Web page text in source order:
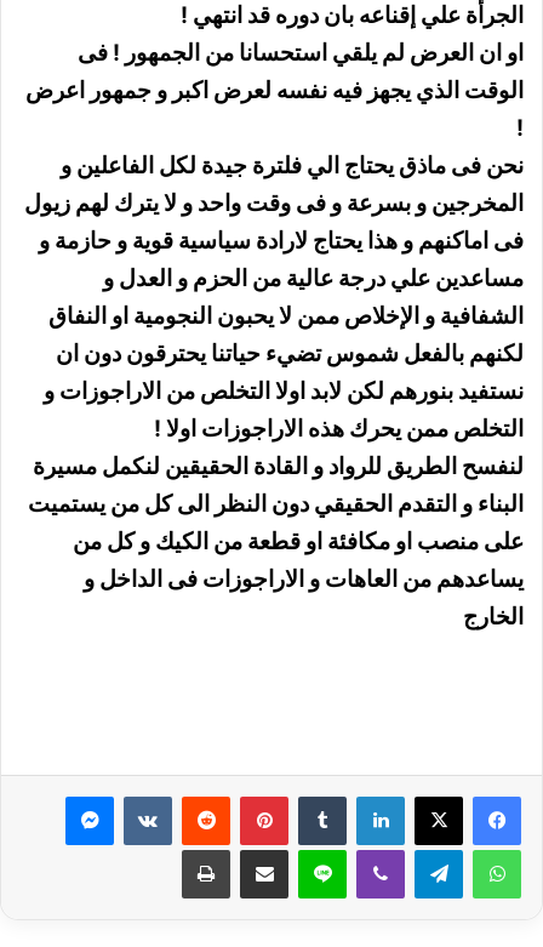
الجرأة علي إقناعه بان دوره قد انتهي !
او ان العرض لم يلقي استحسانا من الجمهور ! فى
الوقت الذي يجهز فيه نفسه لعرض اكبر و جمهور اعرض
!
نحن فى ماذق يحتاج الي فلترة جيدة لكل الفاعلين و
المخرجين و بسرعة و فى وقت واحد و لا يترك لهم زيول
فى اماكنهم و هذا يحتاج لارادة سياسية قوية و حازمة و
مساعدين علي درجة عالية من الحزم و العدل و
الشفافية و الإخلاص ممن لا يحبون النجومية او النفاق
لكنهم بالفعل شموس تضيء حياتنا يحترقون دون ان
نستفيد بنورهم لكن لابد اولا التخلص من الاراجوزات و
التخلص ممن يحرك هذه الاراجوزات اولا !
لنفسح الطريق للرواد و القادة الحقيقين لنكمل مسيرة
البناء و التقدم الحقيقي دون النظر الى كل من يستميت
على منصب او مكافئة او قطعة من الكيك و كل من
يساعدهم من العاهات و الاراجوزات فى الداخل و
الخارج
لينكدإن بينتيريست ماسنجر
واتساب تيلقرام ڤايبر لاين مشاركة عبر البريد طباعة